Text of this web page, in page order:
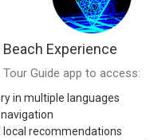
Beach Experience
Guide app to access:
in multiple languages
local recommendations